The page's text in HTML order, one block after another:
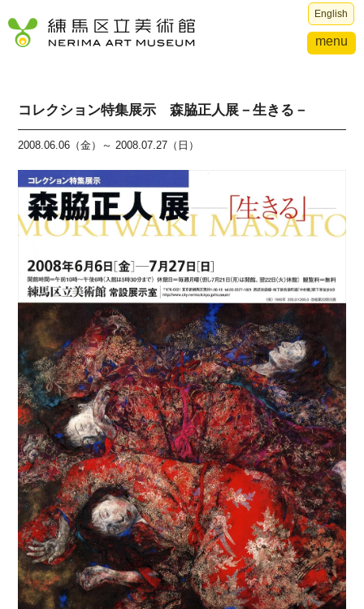
English
menu
コレクション特集展示 森脇正人展－生きる－
2008.06.06（金）～ 2008.07.27（日）